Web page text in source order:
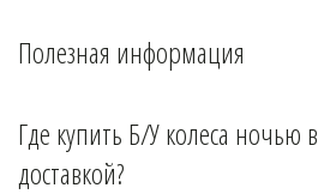
Полезная информация
Где купить Б/У колеса ночью в
доставкой?